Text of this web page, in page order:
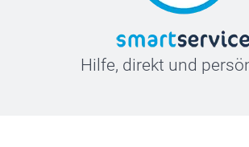
Hilfe, direkt und